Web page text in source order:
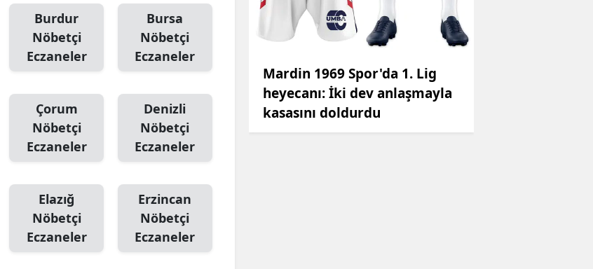
Burdur
Nöbetçi
Eczaneler
Bursa
Nöbetçi
Eczaneler
Çorum
Nöbetçi
Eczaneler
Denizli
Nöbetçi
Eczaneler
Elazığ
Nöbetçi
Eczaneler
Erzincan
Nöbetçi
Eczaneler
Mardin 1969 Spor'da 1. Lig
heyecanı: İki dev anlaşmayla
kasasını doldurdu